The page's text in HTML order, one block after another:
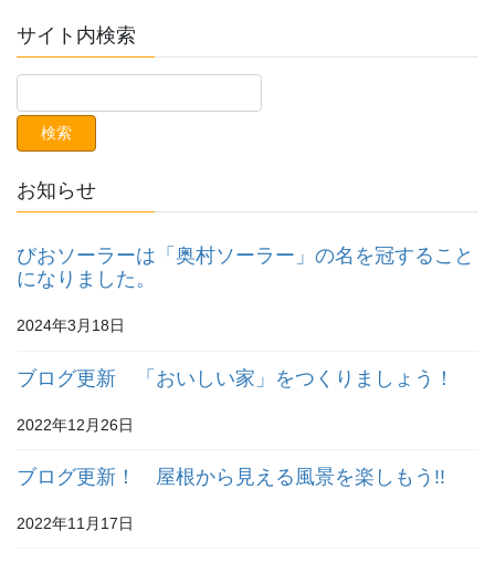
サイト内検索
お知らせ
びおソーラーは「奥村ソーラー」の名を冠すること
になりました。
2024年3月18日
ブログ更新 「おいしい家」をつくりましょう！
2022年12月26日
ブログ更新！ 屋根から見える風景を楽しもう!!
2022年11月17日